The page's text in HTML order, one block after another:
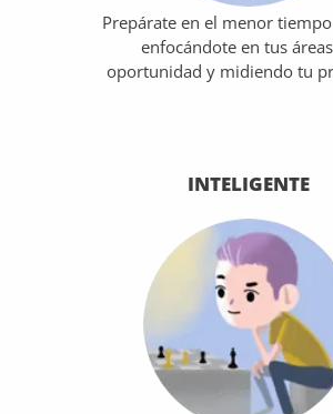
Prepárate en el menor
enfocándote en tus
oportunidad y midiendo tu
INTELIGENTE